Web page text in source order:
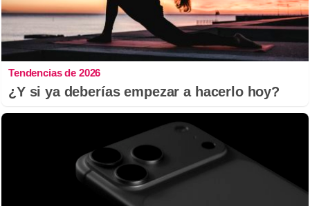
Tendencias de 2026
¿Y si ya deberías empezar a hacerlo hoy?